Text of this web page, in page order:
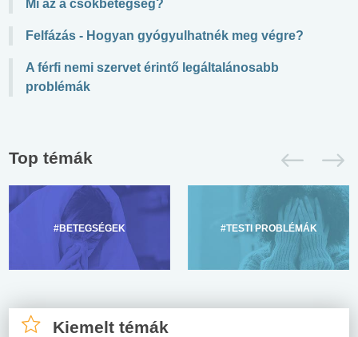
Mi az a csókbetegség?
Felfázás - Hogyan gyógyulhatnék meg végre?
A férfi nemi szervet érintő legáltalánosabb
problémák
Top témák
#BETEGSÉGEK #TESTI PROBLÉMÁK
Kiemelt témák